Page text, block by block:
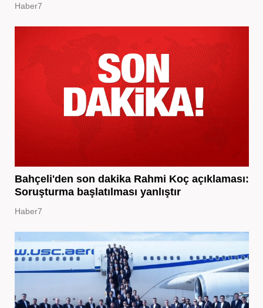
Haber7
Bahçeli'den son dakika Rahmi Koç açıklaması:
Soruşturma başlatılması yanlıştır
Haber7